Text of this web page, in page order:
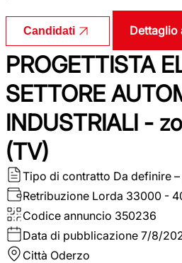
Candidati Dettaglio
PROGETTISTA
SETTORE
INDUSTRIALI -
(TV)
Tipo di contratto Da definire
Retribuzione Lorda 33000 -
Codice annuncio 350236
Data di pubblicazione 7/8/
Città Oderzo